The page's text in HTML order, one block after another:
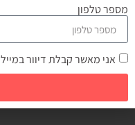
מספר טלפון
אני מאשר קבלת דיוור במייל